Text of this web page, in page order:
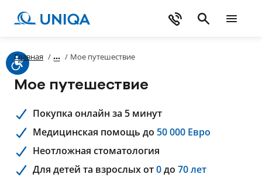
Главная / / Мое путешествие
Мое путешествие
Покупка онлайн за 5 минут
Медицинская помощь до 50 000 Евро
Неотложная стоматология
Для детей та взрослых от0до 70 лет